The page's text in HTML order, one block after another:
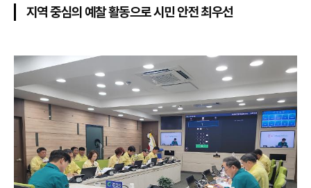
지역 중심의 예찰 활동으로 시민 안전 최우선